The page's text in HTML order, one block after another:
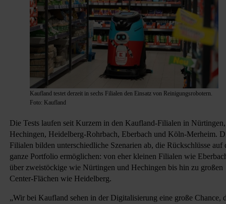
Kaufland testet derzeit in sechs Filialen den Einsatz von Reinigungsrobotern.
Foto: Kaufland
Die Tests laufen seit Kurzem in den Kaufland-Filialen in Nürtingen,
Hechingen, Heidelberg-Rohrbach, Eberbach und Köln-Merheim.
Filialen bilden unterschiedliche Szenarien ab, die Rückschlüsse auf
ganze Portfolio ermöglichen: von eher kleinen Filialen wie
über zweistöckige wie Nürtingen und Hechingen bis hin zu großen
Center-Flächen wie Heidelberg.
„Wir bei Kaufland sehen in der Digitalisierung eine große Chance,